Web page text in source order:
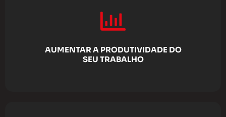
AUMENTAR A PRODUTIVIDADE DO
SEU TRABALHO